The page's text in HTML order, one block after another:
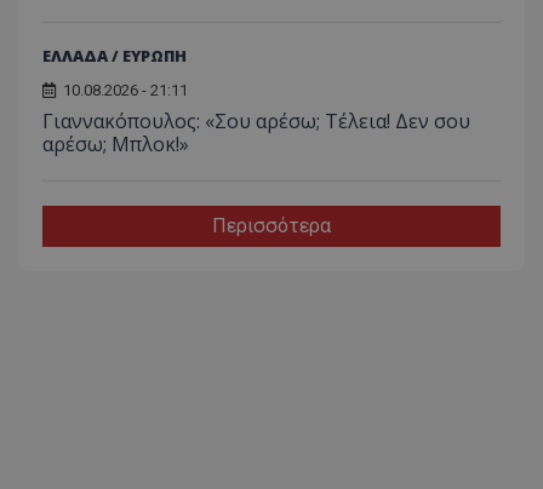
ΕΛΛΑΔΑ / ΕΥΡΩΠΗ
10.08.2026 - 21:11
Γιαννακόπουλος: «Σου αρέσω; Τέλεια! Δεν σου
αρέσω; Μπλοκ!»
Περισσότερα